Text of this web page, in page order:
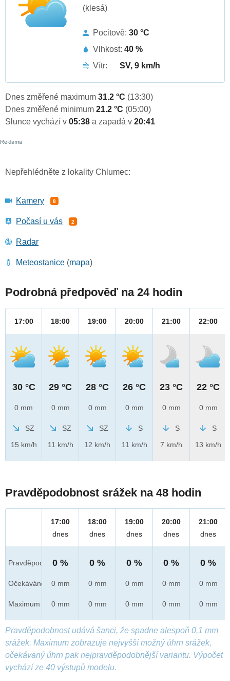
(klesá)
Pocitově: 30 °C
Vlhkost: 40 %
Vítr:
SV, 9 km/h
Dnes změřené maximum 31.2 °C (13:30)
Dnes změřené minimum 21.2 °C (05:00)
Slunce vychází v 05:38 a zapadá v 20:41
Nepřehlédněte z lokality Chlumec:
Kamery 8
Počasí u vás 2
Radar
Meteostanice (mapa)
Podrobná předpověď na 24 hodin
17:00
30 °C
0 mm
SZ
15 km/h
18:00
29 °C
0 mm
SZ
11 km/h
19:00
28 °C
0 mm
SZ
12 km/h
20:00
26 °C
0 mm
S
11 km/h
21:00
23 °C
0 mm
S
7 km/h
22:00
22 °C
0 mm
S
13 km/h
Pravděpodobnost srážek na 48 hodin
Pravděpod.
Očekáváno
Maximum
17:00
dnes
0 %
0 mm
0 mm
18:00
dnes
0 %
0 mm
0 mm
19:00
dnes
0 %
0 mm
0 mm
20:00
dnes
0 %
0 mm
0 mm
21:00
dnes
0 %
0 mm
0 mm
Pravděpodobnost udává šanci, že spadne alespoň 0,1 mm
srážek. Maximum zobrazuje nejvyšší možný úhrn srážek,
očekávaný úhrn pak nejpravděpodobnější variantu. Výpočet
vychází ze 40 výstupů modelu.